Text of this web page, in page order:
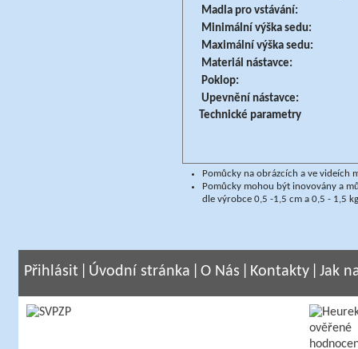
Madla pro vstávání:
Minimální výška sedu:
Maximální výška sedu:
Materiál nástavce:
Poklop:
Upevnění nástavce:
Technické parametry
Pomůcky na obrázcích a ve videích
Pomůcky mohou být inovovány a
dle výrobce 0,5 -1,5 cm a 0,5 - 1,5
Přihlásit Úvodní stránka O Nás Kontakty Jak